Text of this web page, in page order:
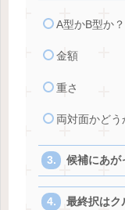
A型かB型か？
金額
重さ
両対面かどう
候補にあが
最終択はク